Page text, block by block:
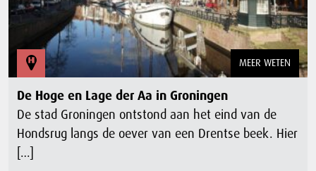
MEER WETEN
De Hoge en Lage der Aa in Groningen
De stad Groningen ontstond aan het eind van de
Hondsrug langs de oever van een Drentse beek. Hier
[…]